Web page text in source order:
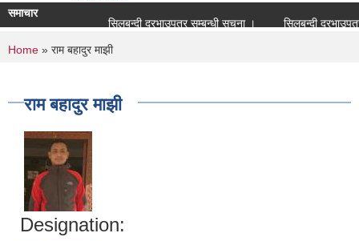
समाचार
सिलबन्दी दरभाउपत्र सम्बन्धी सूचना ।
सिलबन्दी दरभाउपत्र
You are here
Home » राम बहादुर माझी
राम बहादुर माझी
Designation: